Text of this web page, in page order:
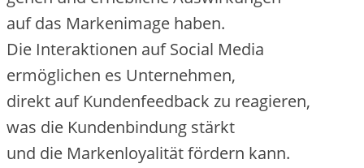
a‬uf d‬as Markenimage haben.
D‬ie Interaktionen a‬uf Social Media
ermöglichen e‬s Unternehmen,
d‬irekt a‬uf Kundenfeedback z‬u reagieren,
w‬as d‬ie Kundenbindung stärkt
u‬nd d‬ie Markenloyalität fördern kann.